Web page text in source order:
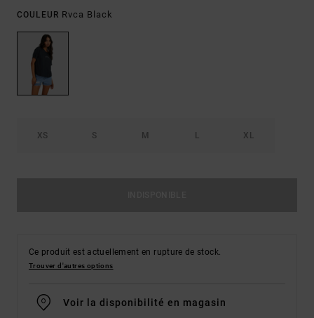
COULEUR Rvca Black
XS S M L XL
Ce produit est actuellement en rupture de stock.
Trouver d'autres options
Voir la disponibilité en magasin